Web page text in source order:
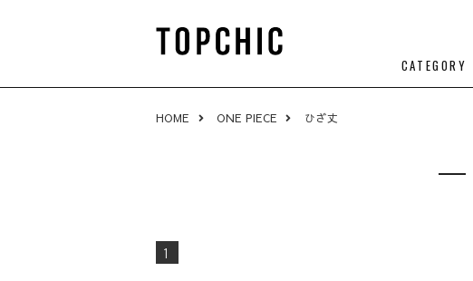
CATEGORY
HOME ONE PIECE ひざ丈
1